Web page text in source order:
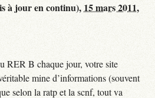
à jour en continu), 15 mars 2011,
RER B chaque jour, votre site
mine d’informations (souvent
selon la ratp et la scnf, tout va